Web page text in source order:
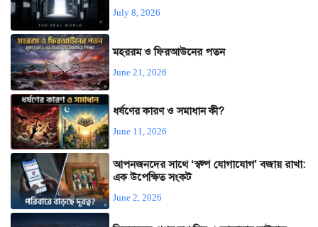
July 8, 2026
মহররম ও ফিরআউনের পতন
June 21, 2026
ধর্ষণের কারণ ও সমাধান কী?
June 11, 2026
আপনজনদের সাথে ‘স্বল্প যোগাযোগ’ বজায় রাখা:
এক উপেক্ষিত সংকট
June 2, 2026